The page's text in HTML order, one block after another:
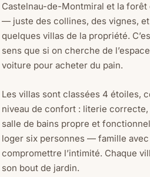
Castelnau-de-Montmiral et la
— juste des collines, des vignes,
quelques villas de la propriété.
sens que si on cherche de
voiture pour acheter du pain.
Les villas sont classées 4 étoiles,
niveau de confort : literie
salle de bains propre et
loger six personnes — famille
compromettre l’intimité. Chaque
son bout de jardin.